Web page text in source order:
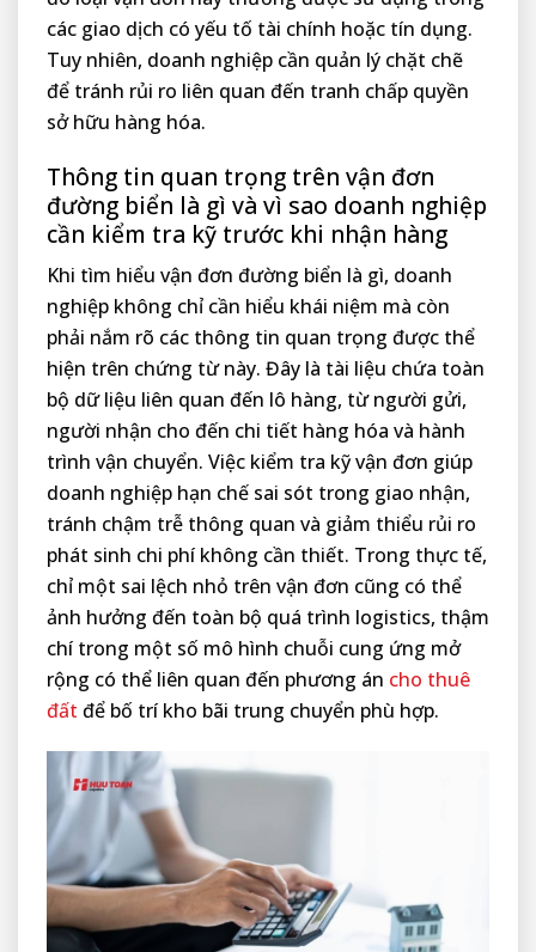
các giao dịch có yếu tố tài chính hoặc tín dụng.
Tuy nhiên, doanh nghiệp cần quản lý chặt chẽ
để tránh rủi ro liên quan đến tranh chấp quyền
sở hữu hàng hóa.
Thông tin quan trọng trên vận đơn
đường biển là gì và vì sao doanh nghiệp
cần kiểm tra kỹ trước khi nhận hàng
Khi tìm hiểu vận đơn đường biển là gì, doanh
nghiệp không chỉ cần hiểu khái niệm mà còn
phải nắm rõ các thông tin quan trọng được thể
hiện trên chứng từ này. Đây là tài liệu chứa toàn
bộ dữ liệu liên quan đến lô hàng, từ người gửi,
người nhận cho đến chi tiết hàng hóa và hành
trình vận chuyển. Việc kiểm tra kỹ vận đơn giúp
doanh nghiệp hạn chế sai sót trong giao nhận,
tránh chậm trễ thông quan và giảm thiểu rủi ro
phát sinh chi phí không cần thiết. Trong thực tế,
chỉ một sai lệch nhỏ trên vận đơn cũng có thể
ảnh hưởng đến toàn bộ quá trình logistics, thậm
chí trong một số mô hình chuỗi cung ứng mở
rộng có thể liên quan đến phương án cho thuê
đất để bố trí kho bãi trung chuyển phù hợp.